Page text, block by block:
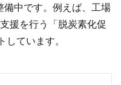
中です。例えば、工場
援を行う「脱炭素化促
ています。